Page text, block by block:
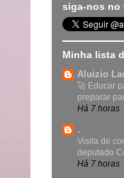
siga-nos no
Minha lista
Aluizio
🚀 Educar
preparar
Há 7 horas
.
Visita de
deputado
Há 7 horas